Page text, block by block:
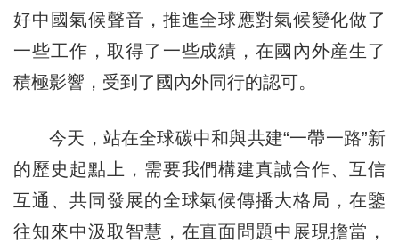
好中國氣候聲音，推進全球應對氣候變化做了
一些工作，取得了一些成績，在國內外産生了
積極影響，受到了國內外同行的認可。
今天，站在全球碳中和與共建“一帶一路”新
的歷史起點上，需要我們構建真誠合作、互信
互通、共同發展的全球氣候傳播大格局，在鑒
往知來中汲取智慧，在直面問題中展現擔當，